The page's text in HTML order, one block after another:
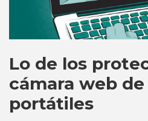
Lo de los
cámara web de
portátiles